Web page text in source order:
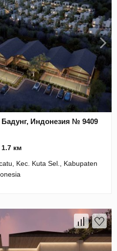
Индонезия № 9409
1.7 км
Kec. Kuta Sel., Kabupaten